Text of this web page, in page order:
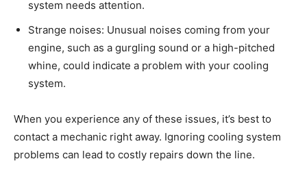
⁢system needs attention.
Strange ⁢noises: Unusual noises coming⁣ from your
engine, such as ⁢a‌ gurgling sound or ​a high-pitched
⁤whine, could indicate ‍a problem with your cooling⁣
system.
When you ​experience any of ‍these issues, it’s best to​
contact a mechanic right away. Ignoring ‌cooling system
problems can⁢ lead to costly repairs down the line.